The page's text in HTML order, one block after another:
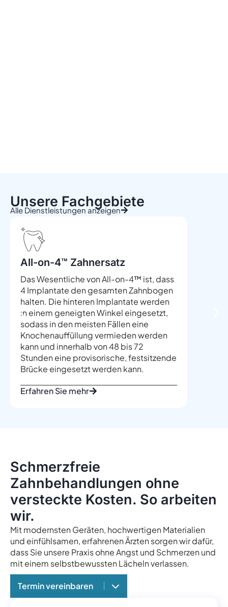
Unsere Fachgebiete
Alle Dienstleistungen anzeigen
All-on-4™ Zahnersatz
Das Wesentliche von All-on-4™ ist, dass
4 Implantate den gesamten Zahnbogen
halten. Die hinteren Implantate werden
in einem geneigten Winkel eingesetzt,
sodass in den meisten Fällen eine
Knochenauffüllung vermieden werden
kann und innerhalb von 48 bis 72
Stunden eine provisorische, festsitzende
Brücke eingesetzt werden kann.
Erfahren Sie mehr
Schmerzfreie
Zahnbehandlungen ohne
versteckte Kosten. So arbeiten
wir.
Mit modernsten Geräten, hochwertigen Materialien
und einfühlsamen, erfahrenen Ärzten sorgen wir dafür,
dass Sie unsere Praxis ohne Angst und Schmerzen und
mit einem selbstbewussten Lächeln verlassen.
Termin vereinbaren